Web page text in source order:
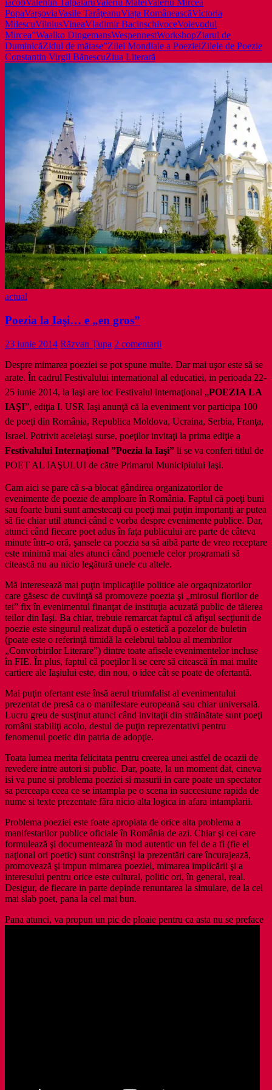
iacobValentin TalpalaruValeriu MateiValeriu Mircea
PopaVarşoviaVasile TarâţeanuViața RomâneascăVictoria
MilescuVilniusVineaVladimir BacinschivoceVoievodul
Mircea”Waalko DingemansWespennestWorkshopZiarul de
DuminicăZidul de mătase”Zilei Mondiale a PoezieiZilele de Poezie
Constantin Virgil BănescuZiua Literară
actual
Poezia la Iaşi… e „en gros”
23 iunie 2014 Răzvan Țupa 2 comentarii
Despre mimarea poeziei se pot spune multe. Dar mai uşor este să se
arate. În cadrul Festivalului international al educatiei, in perioada 22-
25 iunie 2014, la Iaşi are loc Festivalul internaţional „POEZIA LA
IAŞI”, ediţia I. USR Iaşi anunţă că la eveniment vor participa 100
de poeţi din România, Republica Moldova, Ucraina, Serbia, Franţa,
Israel. Potrivit aceleiaşi surse, poeţilor invitaţi la prima ediţie a
Festivalului Internaţional ”Poezia la Iaşi” li se va conferi titlul de
POET AL IAŞULUI de către Primarul Municipiului Iaşi.
Cam aici se pare că s-a blocat gândirea organizatorilor de
evenimente de poezie de amploare în România. Faptul că poeţi buni
sau foarte buni sunt amestecaţi cu poeţi mai puţin importanţi ar putea
să fie chiar util atunci când e vorba despre evenimente publice. Dar,
atunci când fiecare poet adus în faţa publicului are parte de câteva
minute într-o oră, şansele ca poezia sa să aibă parte de vreo receptare
este minimă mai ales atunci când poemele celor programati să
citească nu au nicio legătură unele cu altele.
Mă interesează mai puţin implicaţiile politice ale orgaqnizatorilor
care găsesc de cuviinţă să promoveze poezia şi „mirosul florilor de
tei” fix în evenimentul finanţat de instituţia acuzată public de tăierea
teilor din Iaşi. Ba chiar, trebuie remarcat faptul că afişul secţiunii de
poezie este singurul realizat după o estetică a pozelor de buletin
(poate este o referinţă timidă la celebrul tablou al membrilor
„Convorbirilor Literare”) dintre toate afisele evenimentelor incluse
în FIE. În plus, faptul că poeţilor li se cere să citească în mai multe
cartiere ale Iaşiului este, din nou, o idee cât se poate de ofertantă.
Mai puţin ofertant este însă aerul triumfalist al evenimentului
prezentat de presă ca o manifestare europeană sau chiar universală.
Lucru greu de susţinut atunci când invitaţii din străinătate sunt poeţi
români stabiliţi acolo, destul de puţin reprezentativi pentru
fenomenul poetic din patria de adopţie.
Toata lumea merita felicitata pentru creerea unei astfel de ocazii de
revedere intre autori si public. Dar, poate, la un moment dat, cineva
isi va pune si problema poeziei si masurii in care poate un spectator
sa perceapa ceea ce se intampla pe o scena in succesiune rapida de
nume si texte prezentate făra nicio alta logica in afara intamplarii.
Problema poeziei este foate apropiata de orice alta problema a
manifestarilor publice oficiale în România de azi. Chiar şi cei care
formulează şi documentează în mod autentic un fel de a fi (fie el
naţional ori poetic) sunt constrânşi la prezentări care încurajează,
promovează şi impun mimarea poeziei, mimarea implicării şi a
interesului pentru orice este cultural, politic ori, în general, real.
Desigur, de fiecare in parte depinde renuntarea la simulare, de la cel
mai slab poet, pana la cel mai bun.
Pana atunci, va propun un pic de ploaie pentru ca asta nu se preface